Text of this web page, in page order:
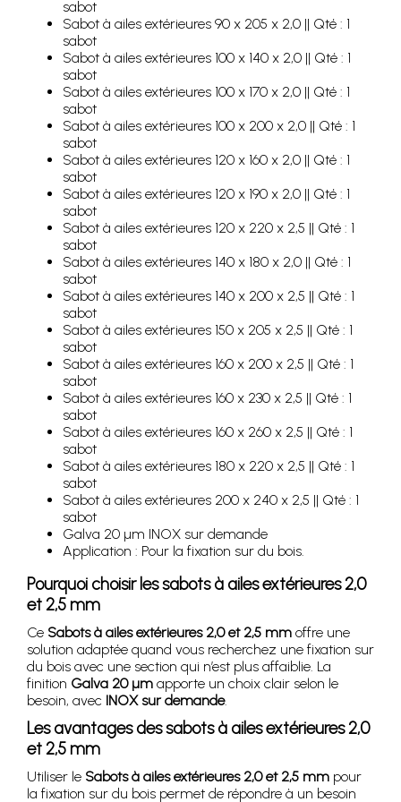
sabot
Sabot à ailes extérieures 90 x 205 x 2,0 || Qté : 1
sabot
Sabot à ailes extérieures 100 x 140 x 2,0 || Qté : 1
sabot
Sabot à ailes extérieures 100 x 170 x 2,0 || Qté : 1
sabot
Sabot à ailes extérieures 100 x 200 x 2,0 || Qté : 1
sabot
Sabot à ailes extérieures 120 x 160 x 2,0 || Qté : 1
sabot
Sabot à ailes extérieures 120 x 190 x 2,0 || Qté : 1
sabot
Sabot à ailes extérieures 120 x 220 x 2,5 || Qté : 1
sabot
Sabot à ailes extérieures 140 x 180 x 2,0 || Qté : 1
sabot
Sabot à ailes extérieures 140 x 200 x 2,5 || Qté : 1
sabot
Sabot à ailes extérieures 150 x 205 x 2,5 || Qté : 1
sabot
Sabot à ailes extérieures 160 x 200 x 2,5 || Qté : 1
sabot
Sabot à ailes extérieures 160 x 230 x 2,5 || Qté : 1
sabot
Sabot à ailes extérieures 160 x 260 x 2,5 || Qté : 1
sabot
Sabot à ailes extérieures 180 x 220 x 2,5 || Qté : 1
sabot
Sabot à ailes extérieures 200 x 240 x 2,5 || Qté : 1
sabot
Galva 20 µm INOX sur demande
Application : Pour la fixation sur du bois.
Pourquoi choisir les sabots à ailes extérieures 2,0
et 2,5 mm
Ce Sabots à ailes extérieures 2,0 et 2,5 mm offre une
solution adaptée quand vous recherchez une fixation sur
du bois avec une section qui n’est plus affaiblie. La
finition Galva 20 µm apporte un choix clair selon le
besoin, avec INOX sur demande.
Les avantages des sabots à ailes extérieures 2,0
et 2,5 mm
Utiliser le Sabots à ailes extérieures 2,0 et 2,5 mm pour
la fixation sur du bois permet de répondre à un besoin